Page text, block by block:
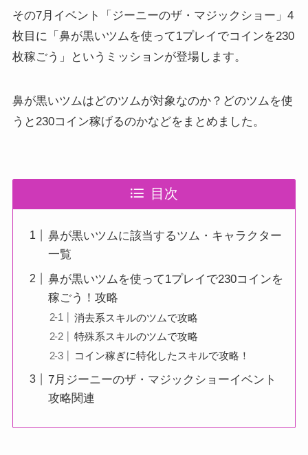
その7月イベント「ジーニーのザ・マジックショー」4
枚目に「鼻が黒いツムを使って1プレイでコインを230
枚稼ごう」というミッションが登場します。
鼻が黒いツムはどのツムが対象なのか？どのツムを使
うと230コイン稼げるのかなどをまとめました。
目次
鼻が黒いツムに該当するツム・キャラクター
一覧
鼻が黒いツムを使って1プレイで230コインを
稼ごう！攻略
消去系スキルのツムで攻略
特殊系スキルのツムで攻略
コイン稼ぎに特化したスキルで攻略！
7月ジーニーのザ・マジックショーイベント
攻略関連